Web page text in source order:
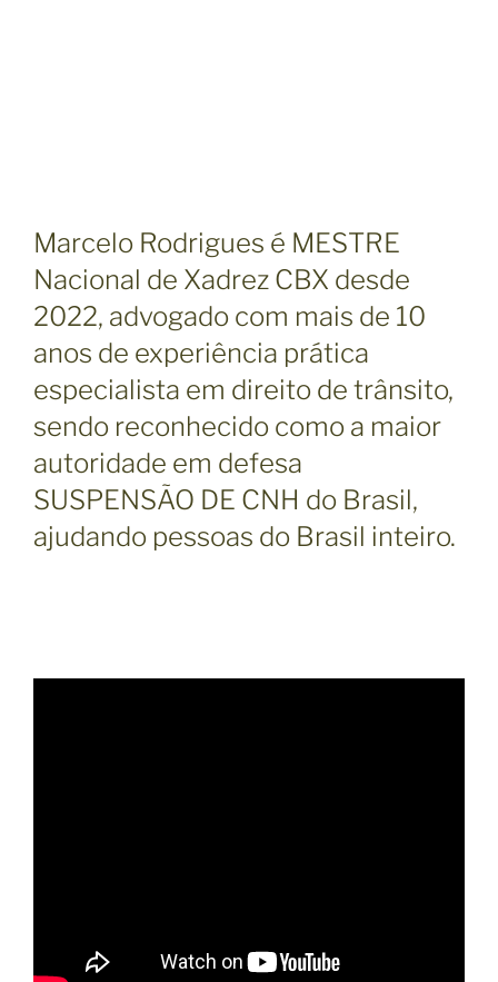
Marcelo Rodrigues é MESTRE
Nacional de Xadrez CBX desde
2022, advogado com mais de 10
anos de experiência prática
especialista em direito de trânsito,
sendo reconhecido como a maior
autoridade em defesa
SUSPENSÃO DE CNH do Brasil,
ajudando pessoas do Brasil inteiro.